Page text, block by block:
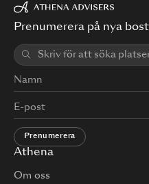
Athena
Om oss
Prenumerera på nya
Prenumerera